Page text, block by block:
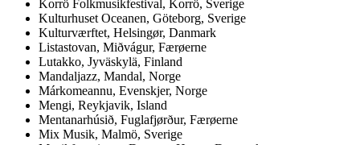
Korrö Folkmusikfestival, Korrö, Sverige
Kulturhuset Oceanen, Göteborg, Sverige
Kulturværftet, Helsingør, Danmark
Listastovan, Miðvágur, Færøerne
Lutakko, Jyväskylä, Finland
Mandaljazz, Mandal, Norge
Márkomeannu, Evenskjer, Norge
Mengi, Reykjavik, Island
Mentanarhúsið, Fuglafjørður, Færøerne
Mix Musik, Malmö, Sverige